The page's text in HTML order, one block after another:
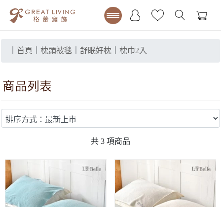
首頁 枕頭被毯｜ 舒眠好枕 枕巾2入
共 3 項商品